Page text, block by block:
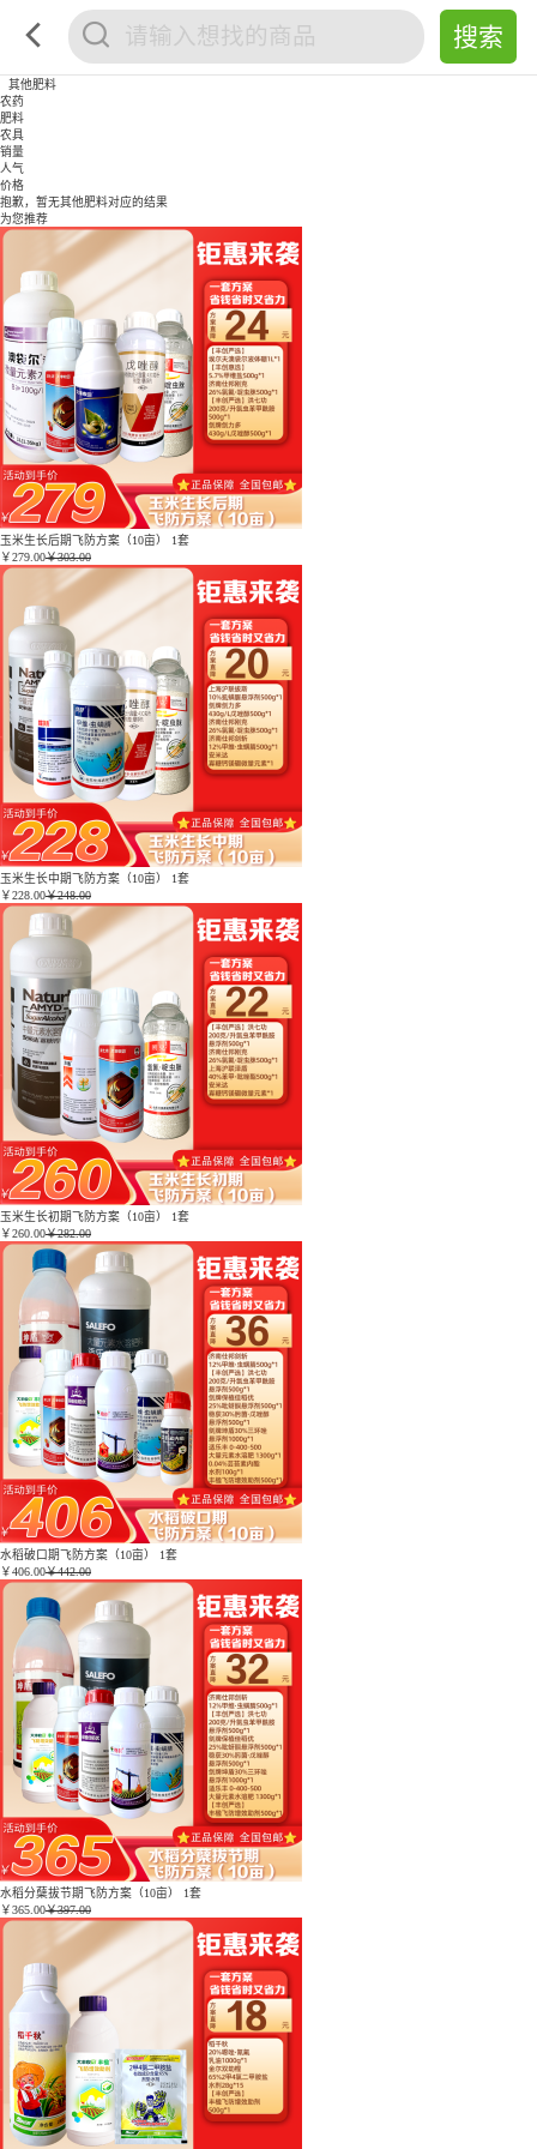
其他肥料
农药
肥料
农具
销量
人气
价格
抱歉，暂无其他肥料对应的结果
为您推荐
玉米生长后期飞防方案（10亩） 1套
￥279.00￥303.00
玉米生长中期飞防方案（10亩） 1套
￥228.00￥248.00
玉米生长初期飞防方案（10亩） 1套
￥260.00￥282.00
水稻破口期飞防方案（10亩） 1套
￥406.00￥442.00
水稻分蘖拔节期飞防方案（10亩） 1套
￥365.00￥397.00